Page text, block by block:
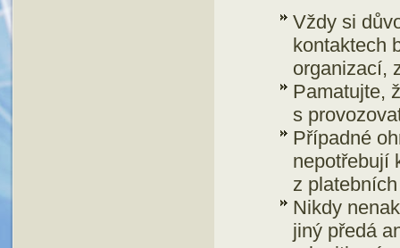
Vždy si
kontaktech
organizací,
Pamatujte,
s
Případné
nepotřebují
z
Nikdy
jiný předá